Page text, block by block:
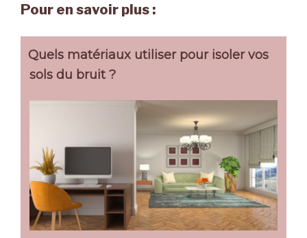
Pour en savoir plus :
Quels matériaux utiliser pour isoler vos
sols du bruit ?